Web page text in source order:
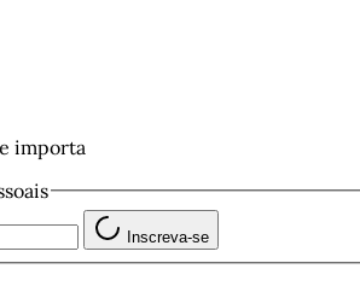
importa
Inscreva-se